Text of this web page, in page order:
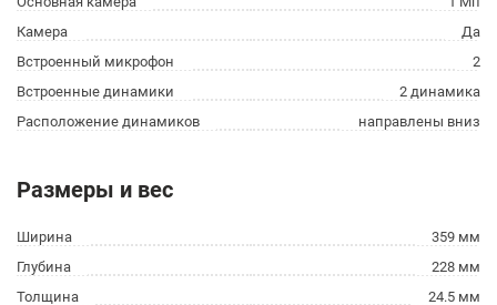
Камера
Да
Встроенный микрофон
2
Встроенные динамики
2 динамика
Расположение динамиков
направлены вниз
Размеры и вес
Ширина
359 мм
Глубина
228 мм
Толщина
24.5 мм